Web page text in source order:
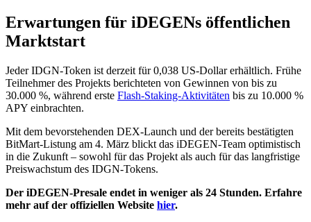
Erwartungen für iDEGENs öffentlichen
Marktstart
Jeder IDGN-Token ist derzeit für 0,038 US-Dollar erhältlich. Frühe
Teilnehmer des Projekts berichteten von Gewinnen von bis zu
30.000 %, während erste Flash-Staking-Aktivitäten bis zu 10.000 %
APY einbrachten.
Mit dem bevorstehenden DEX-Launch und der bereits bestätigten
BitMart-Listung am 4. März blickt das iDEGEN-Team optimistisch
in die Zukunft – sowohl für das Projekt als auch für das langfristige
Preiswachstum des IDGN-Tokens.
Der iDEGEN-Presale endet in weniger als 24 Stunden. Erfahre
mehr auf der offiziellen Website hier.